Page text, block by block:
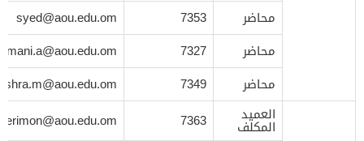
محاضر
7353
syed@aou.edu.om
محاضر
7327
amani.a@aou.edu.om
محاضر
7349
العميد
المكلف 7363